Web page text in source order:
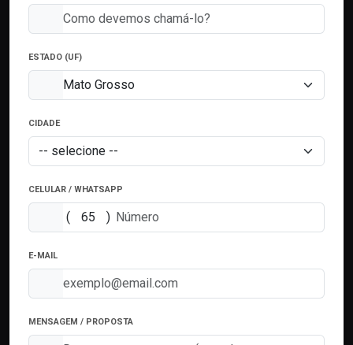
ESTADO (UF)
CIDADE
CELULAR / WHATSAPP
( )
E-MAIL
MENSAGEM / PROPOSTA